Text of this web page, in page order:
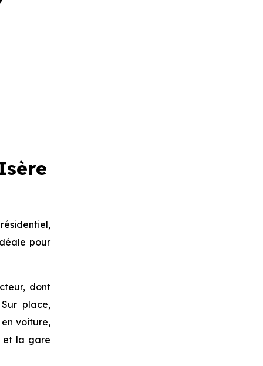
pour
dont
place,
voiture,
et la gare